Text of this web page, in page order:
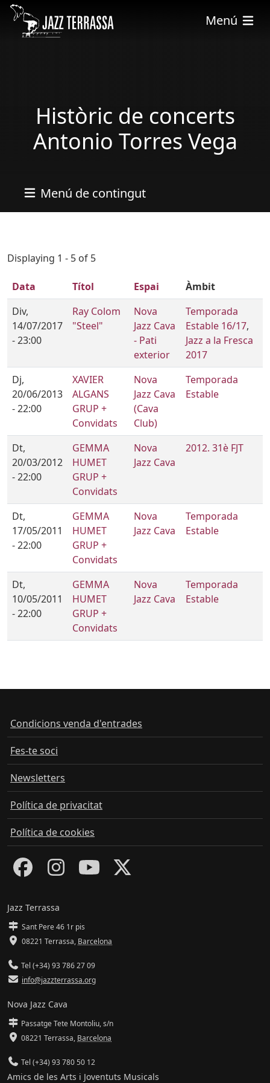
Vés al contingut
Menú
Històric de concerts
Antonio Torres Vega
Menú de contingut
Displaying 1 - 5 of 5
Data Títol Espai
Àmbit
Div,
14/07/2017
- 23:00
Ray Colom
"Steel"
Nova
Jazz Cava
- Pati
exterior
Temporada
Estable 16/17,
Jazz a la Fresca
2017
Dj,
20/06/2013
- 22:00
XAVIER
ALGANS
GRUP +
Convidats
Nova
Jazz Cava
(Cava
Club)
Temporada
Estable
Dt,
20/03/2012
- 22:00
GEMMA
HUMET
GRUP +
Convidats
Nova
Jazz Cava
2012. 31è FJT
Dt,
17/05/2011
- 22:00
GEMMA
HUMET
GRUP +
Convidats
Nova
Jazz Cava
Temporada
Estable
Dt,
10/05/2011
- 22:00
GEMMA
HUMET
GRUP +
Convidats
Nova
Jazz Cava
Temporada
Estable
Condicions venda d'entrades
Fes-te soci
Newsletters
Política de privacitat
Política de cookies
Jazz Terrassa
Sant Pere 46 1r pis
08221 Terrassa, Barcelona
Tel (+34) 93 786 27 09
info@jazzterrassa.org
Nova Jazz Cava
Passatge Tete Montoliu, s/n
08221 Terrassa, Barcelona
Tel (+34) 93 780 50 12
Amics de les Arts i Joventuts Musicals